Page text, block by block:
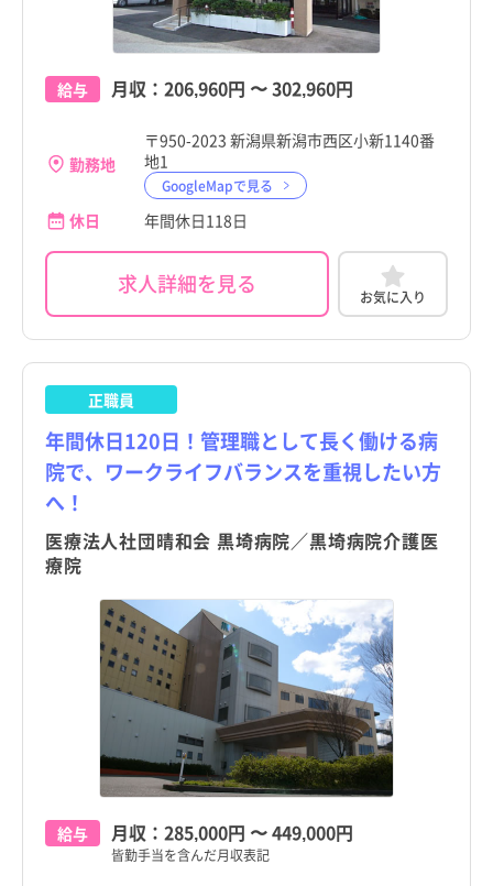
給与 月収： 206,960円 〜302,960円
勤務地
〒950-2023 新潟県新潟市西区小新1140番
地1
GoogleMapで見る
休日 年間休日118日
求人詳細を見る お気に入り
正職員
年間休日120日！管理職として長く働ける病
院で、ワークライフバランスを重視したい方
へ！
医療法人社団晴和会 黒埼病院／黒埼病院介護医
療院
給与 月収： 285,000円 〜449,000円
皆勤手当を含んだ月収表記